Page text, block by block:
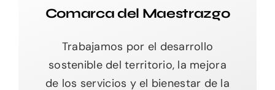
Comarca del Maestrazgo
Trabajamos por el desarrollo
sostenible del territorio, la mejora
de los servicios y el bienestar de la